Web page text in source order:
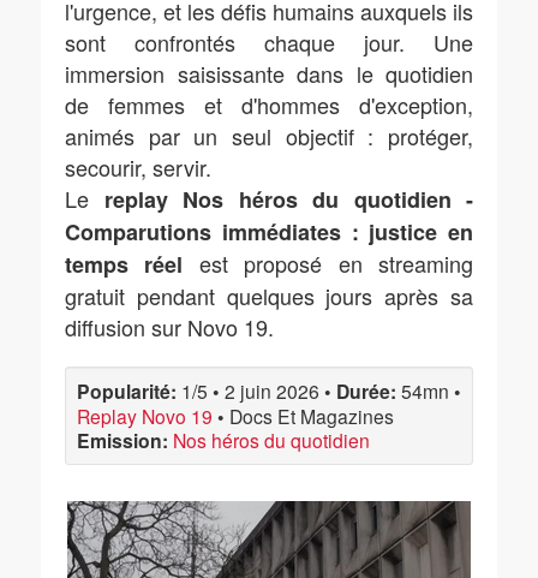
l'urgence, et les défis humains auxquels ils
sont confrontés chaque jour. Une
immersion saisissante dans le quotidien
de femmes et d'hommes d'exception,
animés par un seul objectif : protéger,
secourir, servir.
Le replay Nos héros du quotidien -
Comparutions immédiates : justice en
temps réel est proposé en streaming
gratuit pendant quelques jours après sa
diffusion sur Novo 19.
Popularité: 1/5 • 2 juin 2026 • Durée: 54mn •
Replay Novo 19 • Docs Et Magazines
Emission: Nos héros du quotidien